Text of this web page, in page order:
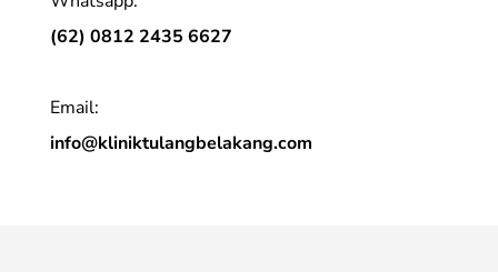
(62) 0812 2435 6627
Email:
info@kliniktulangbelakang.com